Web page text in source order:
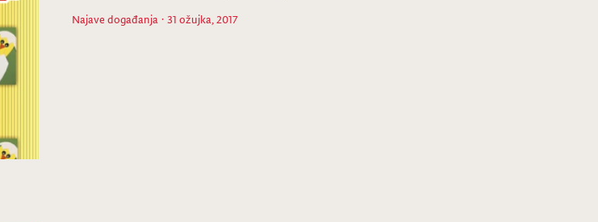
Najave događanja · 31 ožujka, 2017